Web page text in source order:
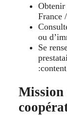
Obtenir
France
ou
Se
Mission